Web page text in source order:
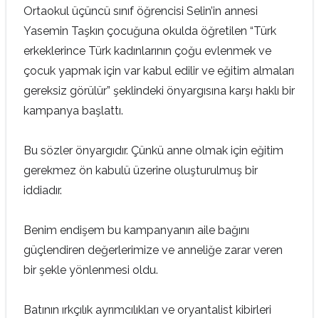
Ortaokul üçüncü sınıf öğrencisi Selin’in annesi
Yasemin Taşkın çocuğuna okulda öğretilen “Türk
erkeklerince Türk kadınlarının çoğu evlenmek ve
çocuk yapmak için var kabul edilir ve eğitim almaları
gereksiz görülür” şeklindeki önyargısına karşı haklı bir
kampanya başlattı.
Bu sözler önyargıdır. Çünkü anne olmak için eğitim
gerekmez ön kabulü üzerine oluşturulmuş bir
iddiadır.
Benim endişem bu kampanyanın aile bağını
güçlendiren değerlerimize ve anneliğe zarar veren
bir şekle yönlenmesi oldu.
Batının ırkçılık ayrımcılıkları ve oryantalist kibirleri